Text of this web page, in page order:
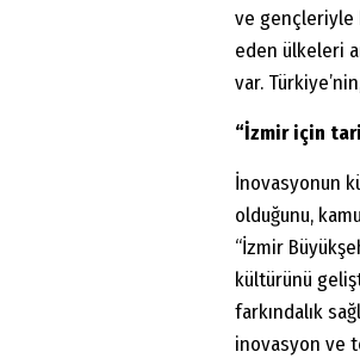
ve gençleriyle
eden ülkeleri
var.
“İzmir için
İnovasyonun
olduğunu,
“İzmir
kültürünü
farkındalık
inovasyon ve